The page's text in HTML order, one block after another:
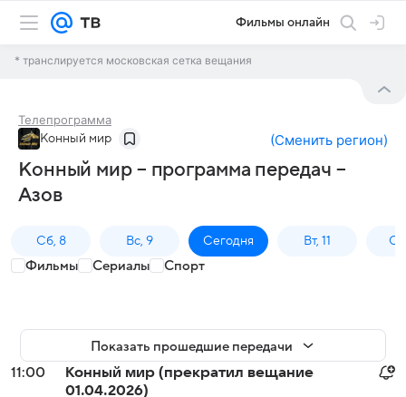
Фильмы онлайн
* транслируется московская сетка вещания
Телепрограмма
Конный мир (Сменить регион)
Конный мир – программа передач –
Азов
Сб, 8 Вс, 9 Сегодня Вт, 11
Фильмы Сериалы Спорт
Показать прошедшие передачи
11:00
Конный мир (прекратил вещание
01.04.2026)